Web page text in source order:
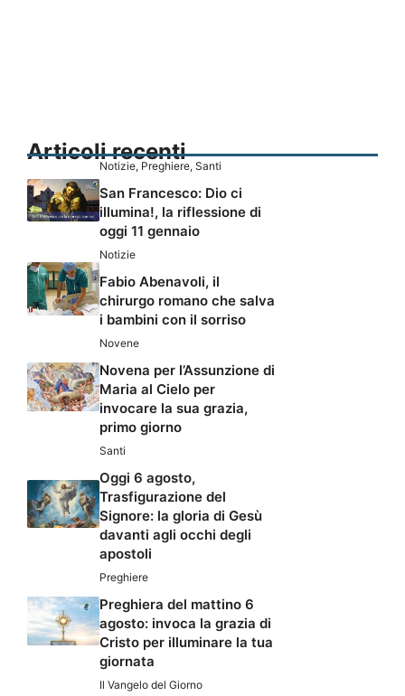
Articoli recenti
Notizie, Preghiere, Santi
San Francesco: Dio ci
illumina!, la riflessione di
oggi 11 gennaio
Notizie
Fabio Abenavoli, il
chirurgo romano che salva
i bambini con il sorriso
Novene
Novena per l’Assunzione di
Maria al Cielo per
invocare la sua grazia,
primo giorno
Santi
Oggi 6 agosto,
Trasfigurazione del
Signore: la gloria di Gesù
davanti agli occhi degli
apostoli
Preghiere
Preghiera del mattino 6
agosto: invoca la grazia di
Cristo per illuminare la tua
giornata
Il Vangelo del Giorno